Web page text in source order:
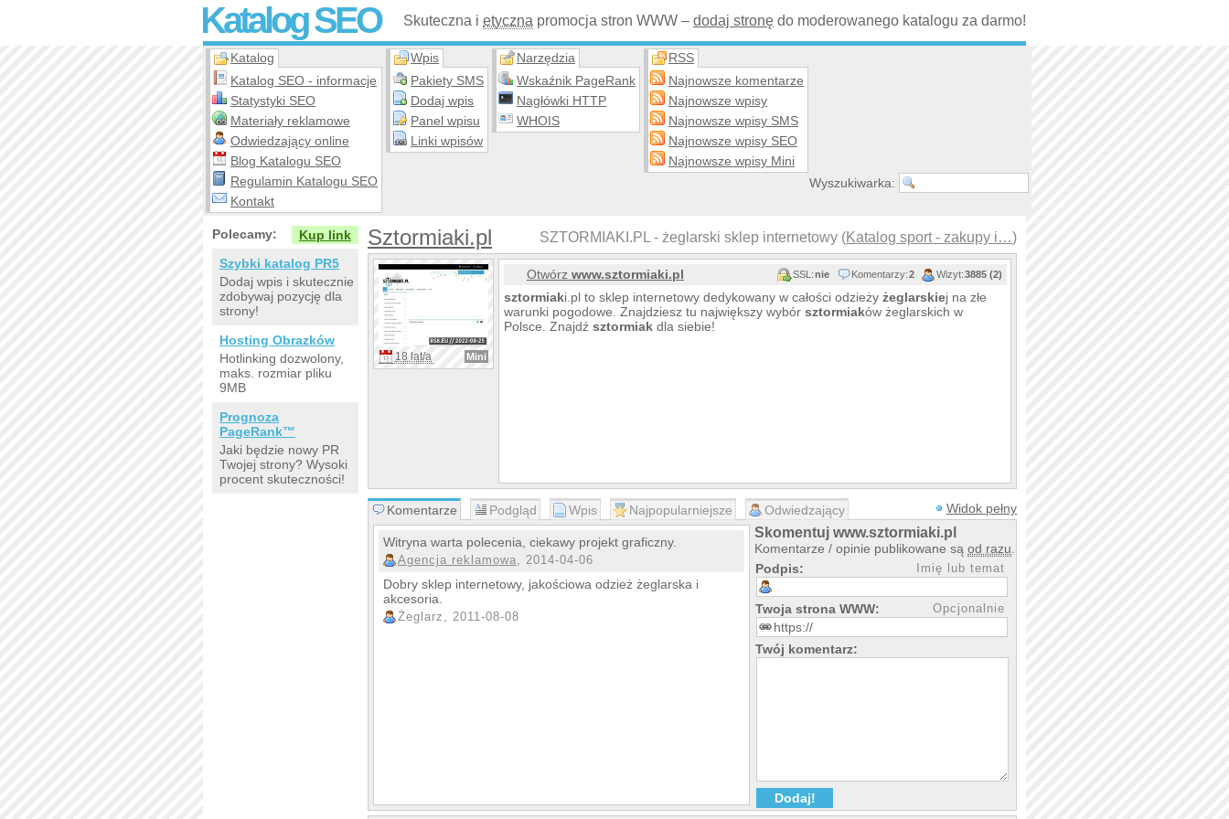
Katalog SEO Skuteczna i etyczna promocja stron WWW – dodaj stronę do moderowanego katalogu za darmo!
Katalog
Katalog SEO - informacje
Statystyki SEO
Materiały reklamowe
Odwiedzający online
Blog Katalogu SEO
Regulamin Katalogu SEO
Kontakt
Wpis
Pakiety SMS
Dodaj wpis
Panel wpisu
Linki wpisów
Narzędzia
Wskaźnik PageRank
Nagłówki HTTP
WHOIS
RSS
Najnowsze komentarze
Najnowsze wpisy
Najnowsze wpisy SMS
Najnowsze wpisy SEO
Najnowsze wpisy Mini
Wyszukiwarka:
Sztormiaki.pl SZTORMIAKI.PL - żeglarski sklep internetowy (Katalog sport - zakupy i…)
18 lat/a Mini
Otwórz www.sztormiaki.pl SSL:nie Komentarzy:2 Wizyt:3885 (2)
sztormiaki.pl to sklep internetowy dedykowany w całości odzieży żeglarskiej na złe
warunki pogodowe. Znajdziesz tu największy wybór sztormiaków żeglarskich w
Polsce. Znajdź sztormiak dla siebie!
Komentarze Podgląd Wpis Najpopularniejsze Odwiedzający Widok pełny
Witryna warta polecenia, ciekawy projekt graficzny.
Agencja reklamowa, 2014-04-06
Dobry sklep internetowy, jakościowa odzież żeglarska i
akcesoria.
Żeglarz, 2011-08-08
Skomentuj www.sztormiaki.pl
Komentarze / opinie publikowane są od razu
Podpis:
Imię lub temat
Twoja strona WWW: Opcjonalnie
Twój komentarz:
Polecamy:
Kup link
Szybki katalog PR5
Dodaj wpis i skutecznie
zdobywaj pozycję dla
strony!
Hosting Obrazków
Hotlinking dozwolony,
maks. rozmiar pliku
9MB
Prognoza
PageRank™
Jaki będzie nowy PR
Twojej strony? Wysoki
procent skuteczności!